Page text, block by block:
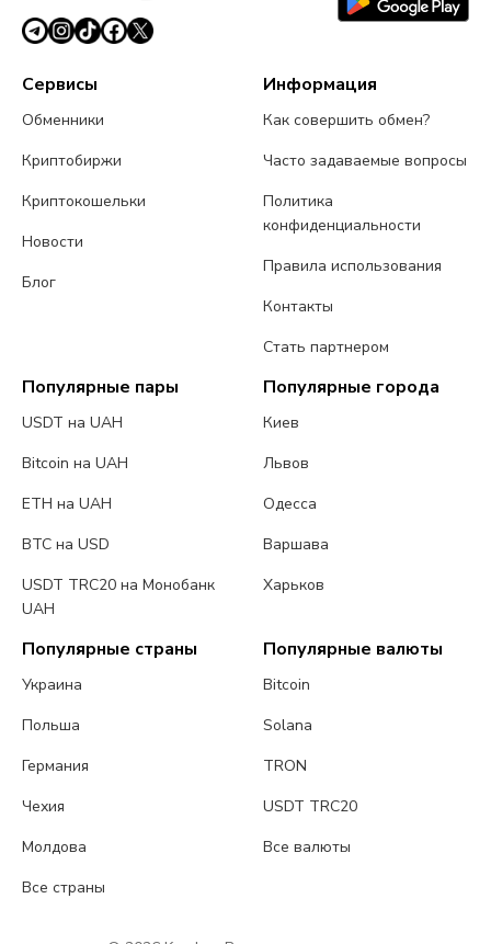
Сервисы
Обменники
Криптобиржи
Криптокошельки
Новости
Блог
Информация
Как совершить обмен?
Часто задаваемые вопросы
Политика
конфиденциальности
Правила использования
Контакты
Стать партнером
Популярные пары
USDT на UAH
Bitcoin на UAH
ETH на UAH
BTC на USD
USDT TRC20 на Монобанк
UAH
Популярные города
Киев
Львов
Одесса
Варшава
Харьков
Популярные страны
Украина
Польша
Германия
Чехия
Молдова
Все страны
Популярные валюты
Bitcoin
Solana
TRON
USDT TRC20
Все валюты